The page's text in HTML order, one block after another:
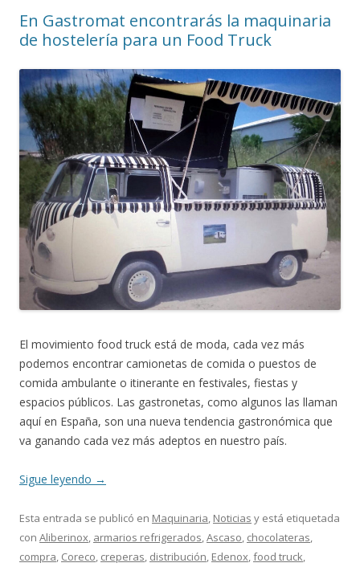
En Gastromat encontrarás la maquinaria
de hostelería para un Food Truck
El movimiento food truck está de moda, cada vez más
podemos encontrar camionetas de comida o puestos de
comida ambulante o itinerante en festivales, fiestas y
espacios públicos. Las gastronetas, como algunos las llaman
aquí en España, son una nueva tendencia gastronómica que
va ganando cada vez más adeptos en nuestro país.
Sigue leyendo →
Esta entrada se publicó en Maquinaria, Noticias y está etiquetada
con Aliberinox, armarios refrigerados,Ascaso, chocolateras,
compra, Coreco, creperas, distribución, Edenox,food truck,